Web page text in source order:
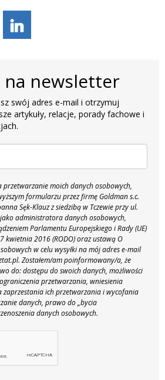
na newsletter
swój adres e-mail i otrzymuj
artykuły, relacje, porady fachowe i
przetwarzanie moich danych osobowych,
formularzu przez firmę Goldman s.c.
Sęk-Klauz z siedzibą w Tczewie przy ul.
administratora danych osobowych,
Parlamentu Europejskiego i Rady (UE)
kwietnia 2016 (RODO) oraz ustawą O
w celu wysyłki na mój adres e-mail
Zostałem/am poinformowany/a, że
do: dostępu do swoich danych, możliwości
przetwarzania, wniesienia
zaprzestania ich przetwarzania i wycofania
danych, prawo do „bycia
danych osobowych.